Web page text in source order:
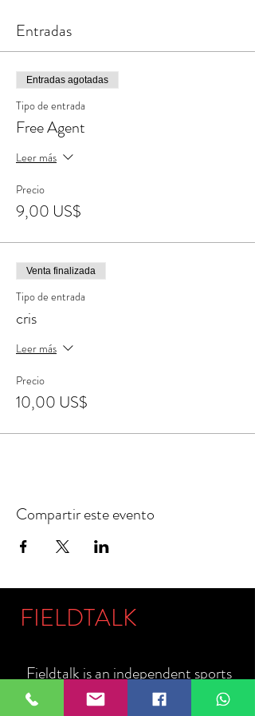
Entradas
Entradas agotadas
Tipo de entrada
Free Agent
Leer más
Precio
9,00 US$
Venta finalizada
Tipo de entrada
cris
Leer más
Precio
10,00 US$
Compartir este evento
FIELDTALK
Fieldtalk is an independent sports
storytelling company dedicated to